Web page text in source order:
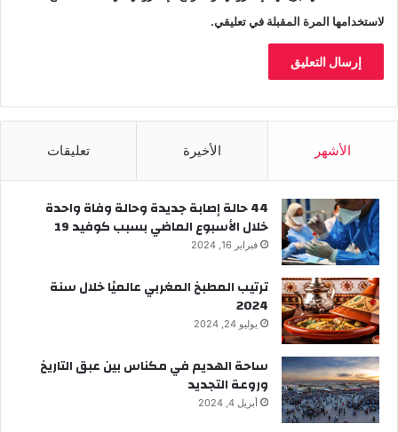
لاستخدامها المرة المقبلة في تعليقي.
الأشهر الأخيرة تعليقات
44 حالة إصابة جديدة وحالة وفاة واحدة
خلال الأسبوع الماضي بسبب كوفيد 19
فبراير 16, 2024
ترتيب المطبخ المغربي عالميًا خلال سنة
2024
يوليو 24, 2024
ساحة الهديم في مكناس بين عبق التاريخ
وروعة التجديد
أبريل 4, 2024